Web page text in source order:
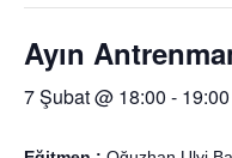
Ayın
7 Şubat @ 18:00 - 19:00